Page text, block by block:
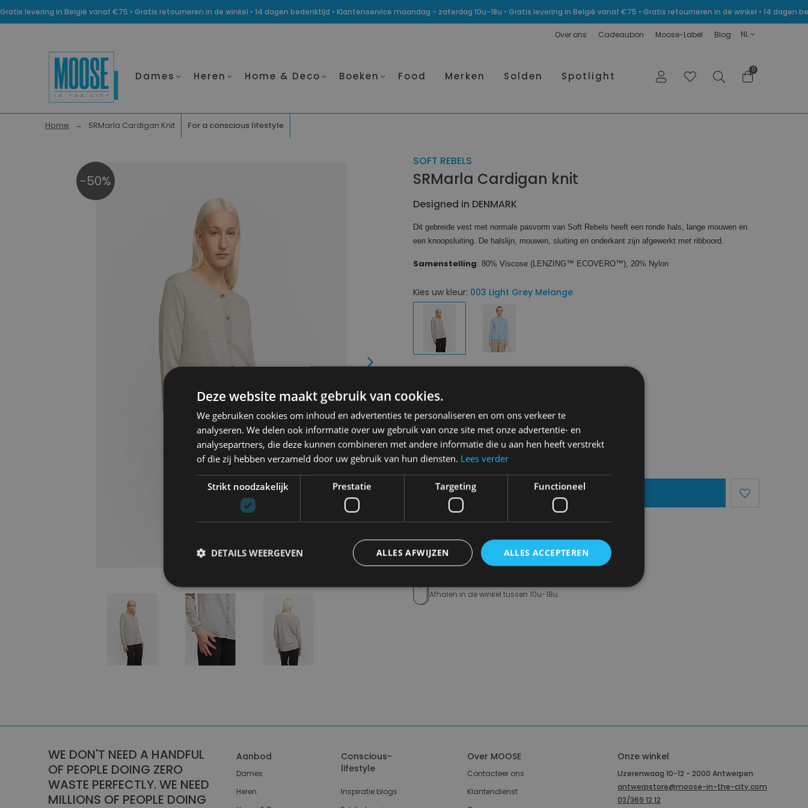
Gratis levering in België vanaf €75 • Gratis retourneren in de winkel • 14 dagen bedenktijd • Klantenservice maandag - zaterdag 10u-18u • Gratis levering in België vanaf €75 • Gratis retourneren in de winkel • 14
Over ons Cadeaubon Moose-Label Blog NL
Dames Heren Home & Deco Boeken Food Merken Solden Spotlight
0
Home SRMarla Cardigan Knit For a conscious lifestyle
-50%
SOFT REBELS
SRMarla Cardigan knit
Designed in DENMARK
Dit gebreide vest met normale pasvorm van Soft Rebels heeft een ronde hals, lange mouwen en
een knoopsluiting. De halslijn, mouwen, sluiting en onderkant zijn afgewerkt met ribboord.
Samenstelling: 80% Viscose (LENZING™ ECOVERO™), 20% Nylon
Kies uw kleur: 003 Light Grey Melange
XS
€ 69,95 € 34,98
Toevoegen Aan Mandje
14 dagen om te retourneren
Nooit meer spijt van krijgen
Afhalen in de winkel tussen 10u-18u.
WE DON'T NEED A HANDFUL
OF PEOPLE DOING ZERO
WASTE PERFECTLY. WE NEED
MILLIONS OF PEOPLE DOING
Aanbod
Dames
Heren
Conscious-
lifestyle
Inspiratie blogs
Over MOOSE
Contacteer ons
Klantendienst
Onze winkel
IJzerenwaag 10-12 - 2000 Antwerpen
antwerpstore@moose-in-the-city.com
03/369 12 12
Deze website maakt gebruik van cookies.
We gebruiken cookies om inhoud en advertenties te personaliseren en om ons verkeer te
analyseren. We delen ook informatie over uw gebruik van onze site met onze advertentie- en
analysepartners, die deze kunnen combineren met andere informatie die u aan hen heeft verstrekt
of die zij hebben verzameld door uw gebruik van hun diensten. Lees verder
Strikt noodzakelijk Prestatie Targeting Functioneel
ALLES ACCEPTEREN
ALLES AFWIJZEN
DETAILS WEERGEVEN